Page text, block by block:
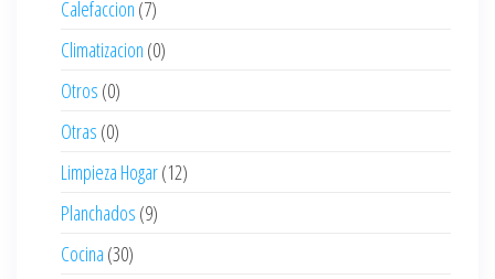
Calefaccion (7)
Climatizacion (0)
Otros (0)
Otras (0)
Limpieza Hogar(12)
Planchados (9)
Cocina (30)